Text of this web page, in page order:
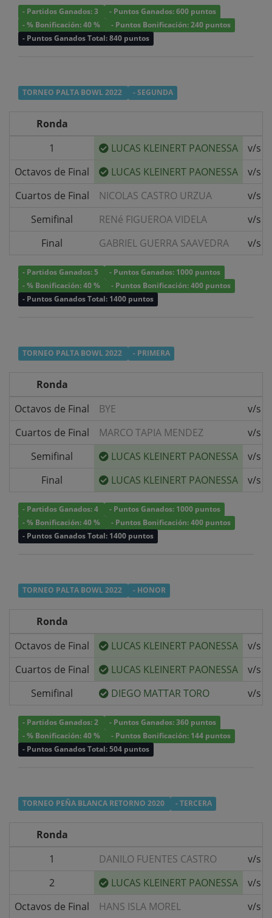
- Partidos Ganados: 3
- Puntos Ganados: 600 puntos
- % Bonificación: 40 %
- Puntos Bonificación: 240 puntos
- Puntos Ganados Total: 840 puntos
TORNEO PALTA BOWL 2022 - SEGUNDA
Ronda
1
LUCAS KLEINERT PAONESSA v/s
Octavos de Final
LUCAS KLEINERT PAONESSA v/s
Cuartos de Final
NICOLAS CASTRO URZUA
v/s
Semifinal
RENé FIGUEROA VIDELA
v/s
Final
GABRIEL GUERRA SAAVEDRA v/s
- Partidos Ganados: 5
- Puntos Ganados: 1000 puntos
- % Bonificación: 40 %
- Puntos Bonificación: 400 puntos
- Puntos Ganados Total: 1400 puntos
TORNEO PALTA BOWL 2022 - PRIMERA
Ronda
Octavos de Final
BYE
v/s
Cuartos de Final
MARCO TAPIA MENDEZ
v/s
Semifinal
LUCAS KLEINERT PAONESSA v/s
Final
LUCAS KLEINERT PAONESSA v/s
- Partidos Ganados: 4
- Puntos Ganados: 1000 puntos
- % Bonificación: 40 %
- Puntos Bonificación: 400 puntos
- Puntos Ganados Total: 1400 puntos
TORNEO PALTA BOWL 2022 - HONOR
Ronda
Octavos de Final
LUCAS KLEINERT PAONESSA v/s
Cuartos de Final
LUCAS KLEINERT PAONESSA v/s
Semifinal
DIEGO MATTAR TORO v/s
- Partidos Ganados: 2
- Puntos Ganados: 360 puntos
- % Bonificación: 40 %
- Puntos Bonificación: 144 puntos
- Puntos Ganados Total: 504 puntos
TORNEO PEÑA BLANCA RETORNO 2020 - TERCERA
Ronda
1
DANILO FUENTES CASTRO
v/s
2
LUCAS KLEINERT PAONESSA v/s
Octavos de Final
HANS ISLA MOREL v/s